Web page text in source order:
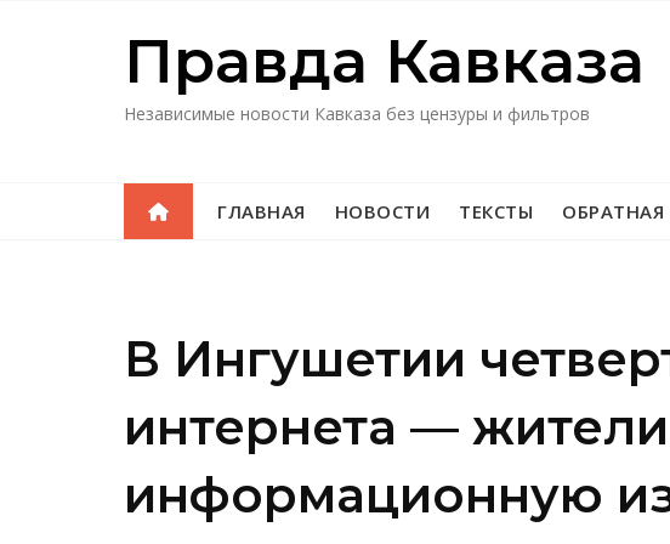
Правда Кавказa
Независимые новости Кавказа без цензуры и фильтров
ГЛАВНАЯ НОВОСТИ ТЕКСТЫ ОБРАТНАЯ
В Ингушетии
интернета —
информационную